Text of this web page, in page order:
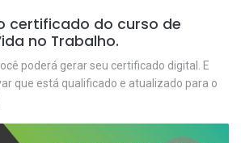
certificado do curso de
no Trabalho.
poderá gerar seu certificado digital. E
que está qualificado e atualizado para o